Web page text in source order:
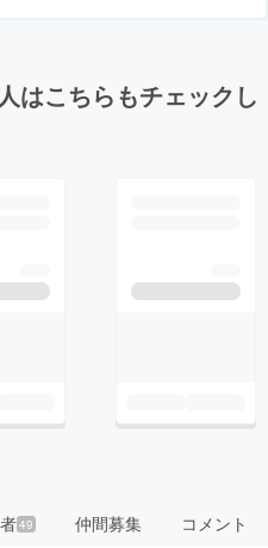
はこちらもチェックし
49 仲間募集 コメント